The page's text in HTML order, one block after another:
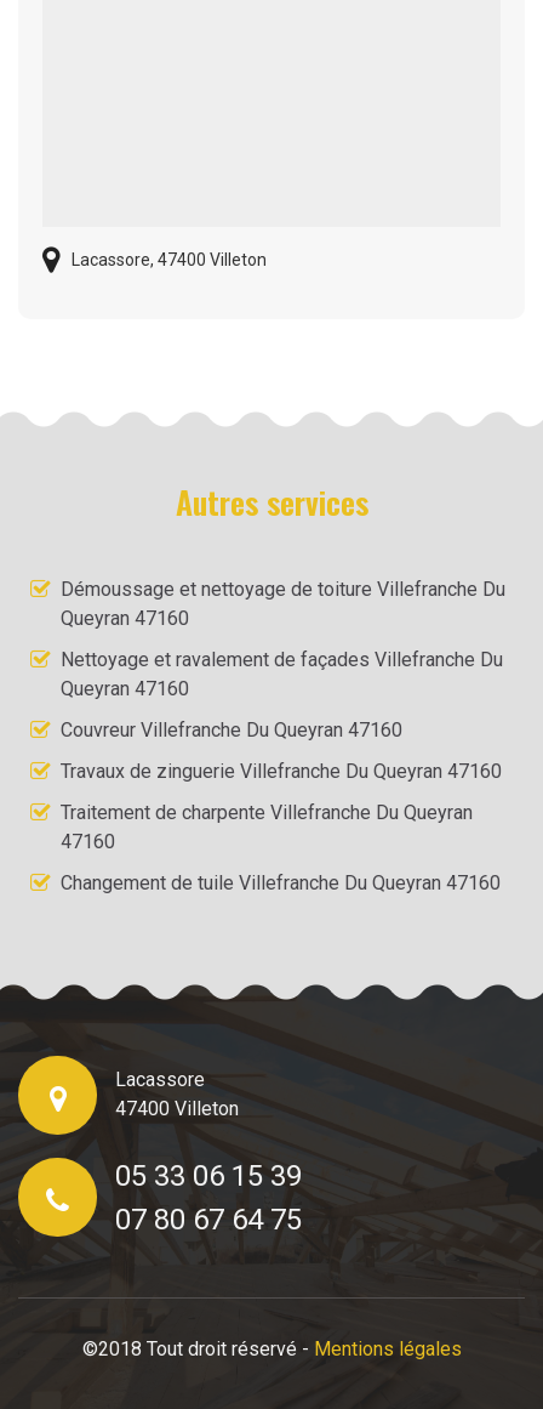
Lacassore, 47400 Villeton
Autres services
Démoussage et nettoyage de toiture Villefranche Du
Queyran 47160
Nettoyage et ravalement de façades Villefranche Du
Queyran 47160
Couvreur Villefranche Du Queyran 47160
Travaux de zinguerie Villefranche Du Queyran 47160
Traitement de charpente Villefranche Du Queyran
47160
Changement de tuile Villefranche Du Queyran 47160
Lacassore
47400 Villeton
05 33 06 15 39
07 80 67 64 75
©2018 Tout droit réservé - Mentions légales